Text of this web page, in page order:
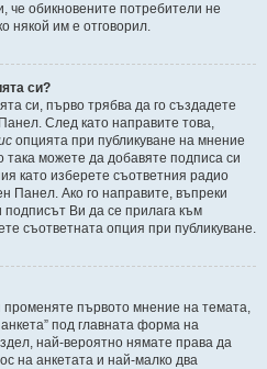
че обикновените потребители не
някой им е отговорил.
си?
си, първо трябва да го създадете
След като направите това,
опцията при публикуване на мнение
можете да добавяте подписа си
като изберете съответния радио
Панел. Ако го направите, въпреки
Ви да се прилага към
съответната опция при публикуване.
променяте първото мнение на темата,
под главната форма на
най-вероятно нямате права да
на анкетата и най-малко два